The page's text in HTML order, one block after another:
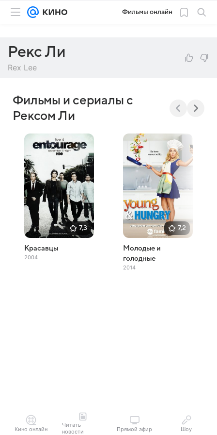
Фильмы онлайн
Рекс Ли
Rex Lee
Фильмы и сериалы с
Рексом Ли
7,3
Красавцы
2004
7,2
Молодые и
голодные
2014
Кино онлайн
Читать
новости
Прямой эфир Шоу